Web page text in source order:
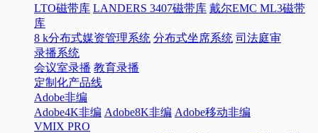
LTO磁带库 LANDERS 3407磁带库 戴尔EMC ML3磁带
库
8 k分布式媒资管理系统 分布式坐席系统 司法庭审
录播系统
会议室录播 教育录播
定制化产品线
Adobe非编
Adobe4K非编 Adobe8K非编 Adobe移动非编
VMIX PRO